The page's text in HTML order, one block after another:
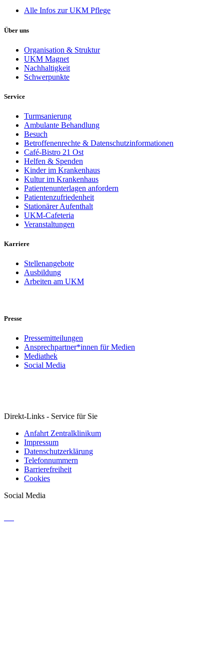
Alle Infos zur UKM Pflege
Über uns
Organisation & Struktur
UKM Magnet
Nachhaltigkeit
Schwerpunkte
Service
Turmsanierung
Ambulante Behandlung
Besuch
Betroffenenrechte & Datenschutzinformationen
Café-Bistro 21 Ost
Helfen & Spenden
Kinder im Krankenhaus
Kultur im Krankenhaus
Patientenunterlagen anfordern
Patientenzufriedenheit
Stationärer Aufenthalt
UKM-Cafeteria
Veranstaltungen
Karriere
Stellenangebote
Ausbildung
Arbeiten am UKM
Presse
Pressemitteilungen
Ansprechpartner*innen für Medien
Mediathek
Social Media
Direkt-Links - Service für Sie
Anfahrt Zentralklinikum
Impressum
Datenschutzerklärung
Telefonnummern
Barrierefreiheit
Cookies
Social Media